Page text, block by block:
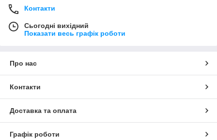
Контакти
Сьогодні вихідний
Показати весь графік роботи
Про нас
Контакти
Доставка та оплата
Графік роботи